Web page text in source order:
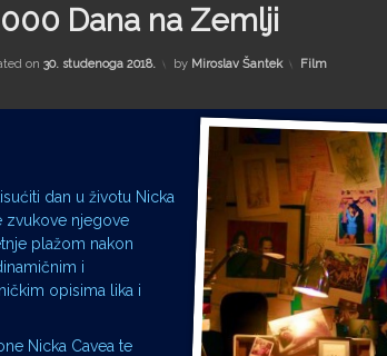
Dana na Zemlji
on 30. studenoga 2018. by Miroslav Šantek Kategorije:
Film
dan u životu Nicka
zvukove njegove
plažom nakon
i
opisima lika i
Nicka Cavea te